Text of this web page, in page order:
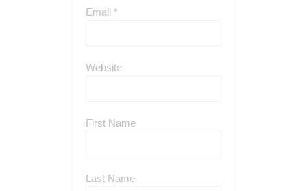
Email *
Website
First Name
Last Name